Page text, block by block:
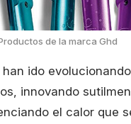
de la marca Ghd
ido
innovando
el calor que